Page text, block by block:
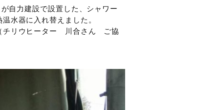
自力建設で設置した、シャワー
水器に入れ替えました。
チリウヒーター 川合さん ご協